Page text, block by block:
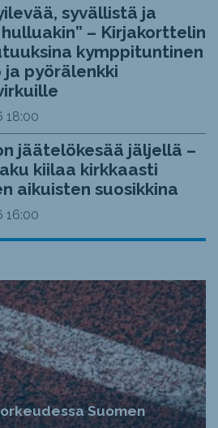
syvällistä ja
– Kirjakorttelin
kymppituntinen
pyörälenkki
18:00
jäätelökesää jäljellä –
kiilaa kirkkaasti
aikuisten suosikkina
16:00
Suomen